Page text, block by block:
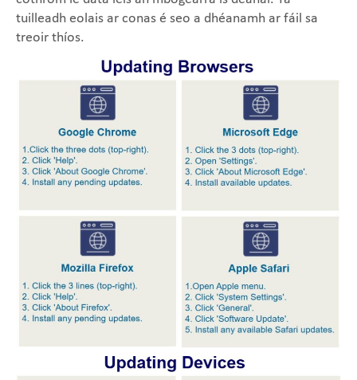
tuilleadh eolais ar conas é seo a dhéanamh ar fáil sa
treoir thíos.